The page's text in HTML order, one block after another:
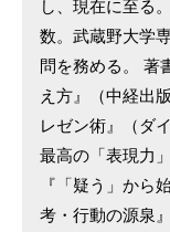
し、現在に至る
数。武蔵野大学
問を務める。 著
え方』（中経出
レゼン術』（ダ
最高の「表現力
『「疑う」から
考・行動の源泉